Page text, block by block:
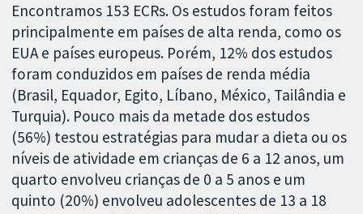
Encontramos 153 ECRs. Os estudos foram feitos
principalmente em países de alta renda, como os
EUA e países europeus. Porém, 12% dos estudos
foram conduzidos em países de renda média
(Brasil, Equador, Egito, Líbano, México, Tailândia e
Turquia). Pouco mais da metade dos estudos
(56%) testou estratégias para mudar a dieta ou os
níveis de atividade em crianças de 6 a 12 anos, um
quarto envolveu crianças de 0 a 5 anos e um
quinto (20%) envolveu adolescentes de 13 a 18